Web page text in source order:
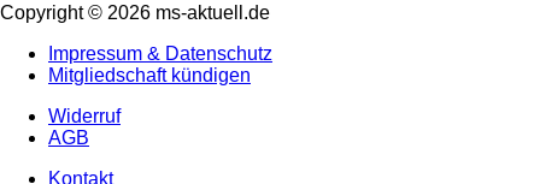
Copyright © 2026 ms-aktuell.de
Impressum & Datenschutz
Mitgliedschaft kündigen
Widerruf
AGB
Kontakt